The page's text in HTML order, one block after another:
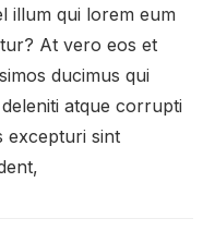
illum qui lorem eum
At vero eos et
ducimus qui
atque corrupti
excepturi sint